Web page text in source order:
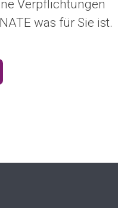
Verpflichtungen
was für Sie ist.